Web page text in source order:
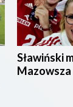
Sławiński
Mazowsza